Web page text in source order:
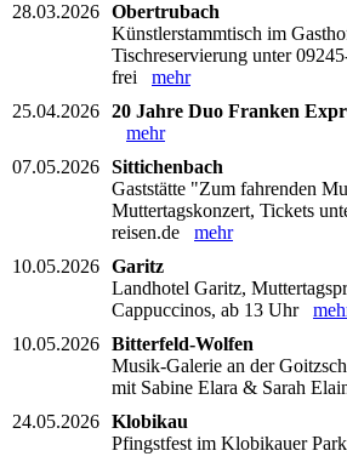
28.03.2026 Obertrubach
Künstlerstammtisch im
Tischreservierung unter
frei mehr
25.04.2026 20 Jahre Duo Franken
mehr
07.05.2026 Sittichenbach
Gaststätte "Zum fahrenden
Muttertagskonzert, Tickets
reisen.de mehr
10.05.2026 Garitz
Landhotel Garitz,
Cappuccinos, ab 13 Uhr
10.05.2026 Bitterfeld-Wolfen
Musik-Galerie an der
mit Sabine Elara & Sarah
24.05.2026 Klobikau
Pfingstfest im Klobikauer